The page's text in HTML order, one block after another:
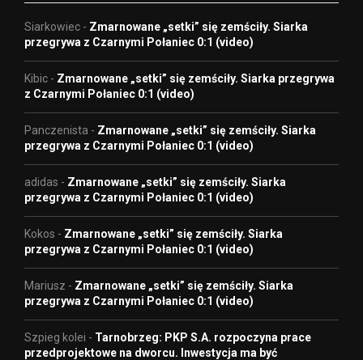
Siarkowiec - Zmarnowane „setki” się zemściły. Siarka
przegrywa z Czarnymi Połaniec 0:1 (video)
Kibic - Zmarnowane „setki” się zemściły. Siarka przegrywa
z Czarnymi Połaniec 0:1 (video)
Panczenista - Zmarnowane „setki” się zemściły. Siarka
przegrywa z Czarnymi Połaniec 0:1 (video)
adidas - Zmarnowane „setki” się zemściły. Siarka
przegrywa z Czarnymi Połaniec 0:1 (video)
Kokos - Zmarnowane „setki” się zemściły. Siarka
przegrywa z Czarnymi Połaniec 0:1 (video)
Mariusz - Zmarnowane „setki” się zemściły. Siarka
przegrywa z Czarnymi Połaniec 0:1 (video)
Szpieg kolei - Tarnobrzeg: PKP S.A. rozpoczyna prace
przedprojektowe na dworcu. Inwestycja ma być